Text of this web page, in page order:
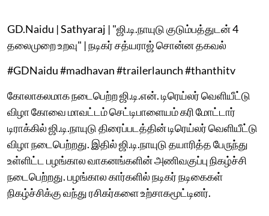
GD.Naidu | Sathyaraj | "ஜி.டி.நாயுடு குடும்பத்துடன் 4
தலைமுறை உறவு" | நடிகர் சத்யராஜ் சொன்ன தகவல்
#GDNaidu #madhavan #trailerlaunch #thanthitv
கோலாகலமாக நடைபெற்ற ஜி.டி.என். டிரெய்லர் வெளியீட்டு
விழா கோவை மாவட்டம் செட்டிபாளையம் கரி மோட்டார்
டிராக்கில் ஜி.டி.நாயுடு திரைப்படத்தின் டிரெய்லர் வெளியீட்டு
விழா நடைபெற்றது. இதில் ஜி.டி.நாயுடு தயாரித்த பேருந்து
உள்ளிட்ட பழங்கால வாகனங்களின் அணிவகுப்பு நிகழ்ச்சி
நடைபெற்றது. பழங்கால கார்களில் நடிகர் நடிகைகள்
நிகழ்ச்சிக்கு வந்து ரசிகர்களை உற்சாகமூட்டினர்.